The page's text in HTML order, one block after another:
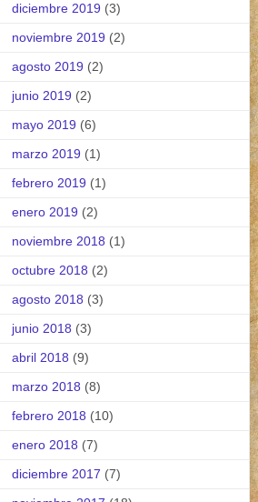
diciembre 2019 (3)
noviembre 2019 (2)
agosto 2019 (2)
junio 2019 (2)
mayo 2019 (6)
marzo 2019 (1)
febrero 2019 (1)
enero 2019 (2)
noviembre 2018 (1)
octubre 2018 (2)
agosto 2018 (3)
junio 2018 (3)
abril 2018 (9)
marzo 2018 (8)
febrero 2018 (10)
enero 2018 (7)
diciembre 2017 (7)